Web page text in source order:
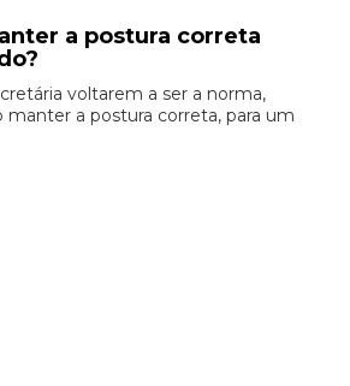
a postura correta
voltarem a ser a norma,
a postura correta, para um